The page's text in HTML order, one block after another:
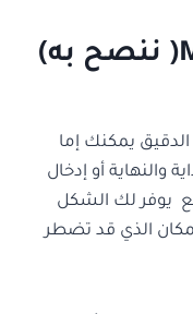
يمكنك إما
والنهاية أو إدخال
يوفر لك الشكل
الذي قد تضطر